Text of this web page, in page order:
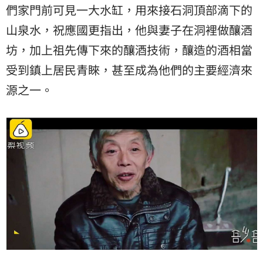
們家門前可見一大水缸，用來接石洞頂部滴下的
山泉水，祝應國更指出，他與妻子在洞裡做釀酒
坊，加上祖先傳下來的釀酒技術，釀造的酒相當
受到鎮上居民青睞，甚至成為他們的主要經濟來
源之一。